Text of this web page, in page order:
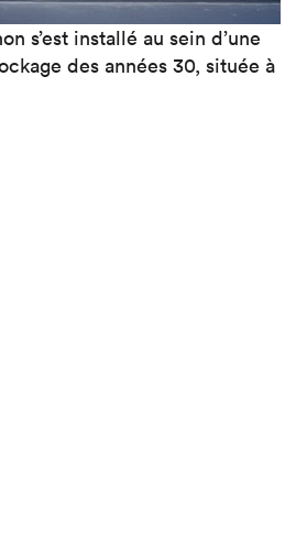
s’est installé au sein d’une
des années 30, située à